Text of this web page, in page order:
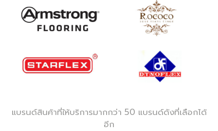
แบรนด์สินค้าที่ให้บริการมากกว่า 50 แบรนด์ดังที่เลือกได้
อีก